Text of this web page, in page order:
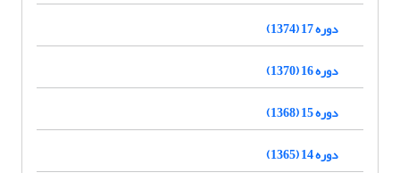
دوره 17 (1374)
دوره 16 (1370)
دوره 15 (1368)
دوره 14 (1365)